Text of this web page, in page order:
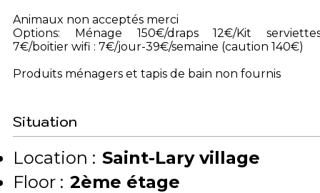
Animaux non acceptés merci
Options: Ménage 150€/draps 12€/Kit
7€/boitier wifi : 7€/jour-39€/semaine (caution 140€)
Produits ménagers et tapis de bain non fournis
Situation
Location : Saint-Lary village
Floor : 2ème étage